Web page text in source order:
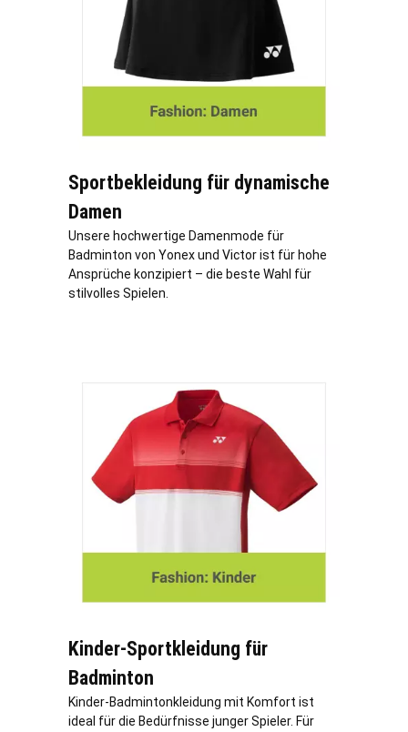
Sportbekleidung für dynamische
Damen
Unsere hochwertige Damenmode für
Badminton von Yonex und Victor ist für hohe
Ansprüche konzipiert – die beste Wahl für
stilvolles Spielen.
Kinder-Sportkleidung für
Badminton
Kinder-Badmintonkleidung mit Komfort ist
ideal für die Bedürfnisse junger Spieler. Für